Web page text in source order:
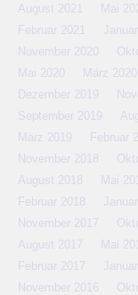
August 2021
Mai
Februar 2021
November 2020
Mai 2020
März 2020
Dezember 2019
September 2019
März 2019
Februar
November 2018
August 2018
Mai
Februar 2018
November 2017
August 2017
Mai
Februar 2017
November 2016